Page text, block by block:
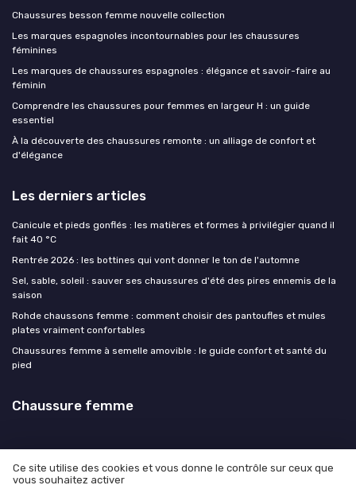
Chaussures besson femme nouvelle collection
Les marques espagnoles incontournables pour les chaussures
féminines
Les marques de chaussures espagnoles : élégance et savoir-faire au
féminin
Comprendre les chaussures pour femmes en largeur H : un guide
essentiel
À la découverte des chaussures remonte : un alliage de confort et
d'élégance
Les derniers articles
Canicule et pieds gonflés : les matières et formes à privilégier quand il
fait 40 °C
Rentrée 2026 : les bottines qui vont donner le ton de l'automne
Sel, sable, soleil : sauver ses chaussures d'été des pires ennemis de la
saison
Rohde chaussons femme : comment choisir des pantoufles et mules
plates vraiment confortables
Chaussures femme à semelle amovible : le guide confort et santé du
pied
Chaussure femme
Mentions légales
Ce site utilise des cookies et vous donne le contrôle sur ceux que
vous souhaitez activer